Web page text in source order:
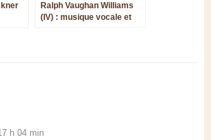
Ralph Vaughan Williams
(IV) : musique vocale et
h 04 min